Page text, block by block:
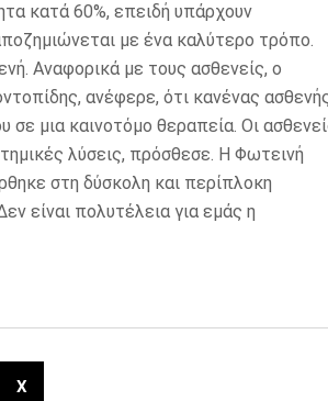
κατά 60%, επειδή υπάρχουν
με ένα καλύτερο τρόπο.
Αναφορικά με τους ασθενείς, ο
ανέφερε, ότι κανένας
σε μια καινοτόμο θεραπεία. Οι
λύσεις, πρόσθεσε. Η Φωτεινή
στη δύσκολη και περίπλοκη
είναι πολυτέλεια για εμάς η
X